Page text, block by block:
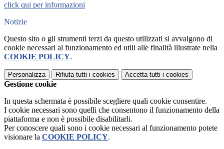
click qui per informazioni
Notizie
Questo sito o gli strumenti terzi da questo utilizzati si avvalgono di
cookie necessari al funzionamento ed utili alle finalità illustrate nella
COOKIE POLICY.
Personalizza Rifiuta tutti i cookies Accetta tutti i cookies
Gestione cookie
In questa schermata è possibile scegliere quali cookie consentire.
I cookie necessari sono quelli che consentono il funzionamento della
piattaforma e non è possibile disabilitarli.
Per conoscere quali sono i cookie necessari al funzionamento potete
visionare la COOKIE POLICY.